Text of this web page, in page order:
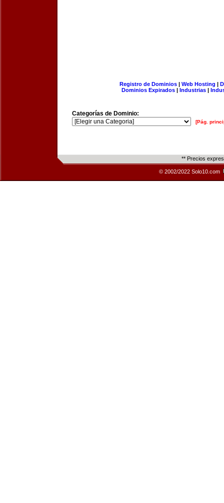
Registro de Dominios| Web Hosting |
Dominios Expirados | Industrias |
Categorías de Dominio:
[Pág.
** Precios
© 2002/2022 Solo10.com